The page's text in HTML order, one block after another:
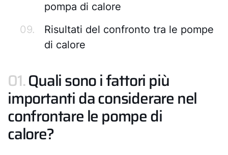
pompa di calore
09.
Risultati del confronto tra le pompe
di calore
01.Quali sono i fattori più
importanti da considerare nel
confrontare le pompe di
calore?